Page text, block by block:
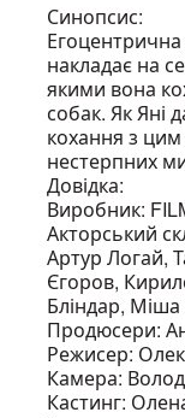
Синопсис:
Егоцентрична
накладає на
якими вона
собак. Як Яні
кохання з
нестерпних
Довідка:
Виробник:
Акторський
Артур Логай,
Єгоров,
Бліндар, Міша
Продюсери:
Режисер:
Камера:
Кастинг: